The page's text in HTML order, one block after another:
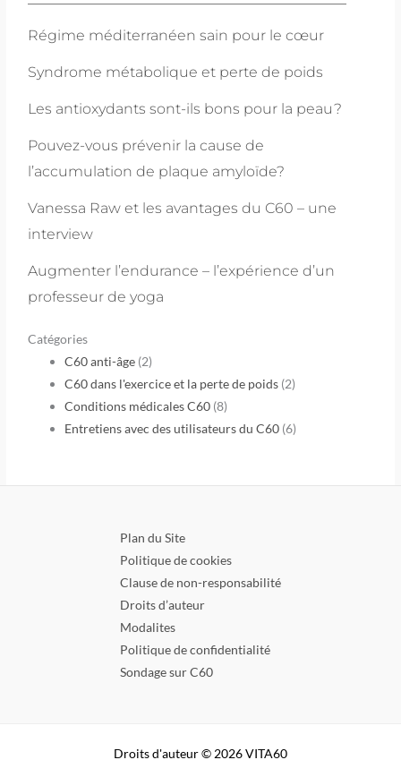
Régime méditerranéen sain pour le cœur
Syndrome métabolique et perte de poids
Les antioxydants sont-ils bons pour la peau?
Pouvez-vous prévenir la cause de
l’accumulation de plaque amyloïde?
Vanessa Raw et les avantages du C60 – une
interview
Augmenter l’endurance – l’expérience d’un
professeur de yoga
Catégories
C60 anti-âge (2)
C60 dans l'exercice et la perte de poids (2)
Conditions médicales C60 (8)
Entretiens avec des utilisateurs du C60 (6)
Plan du Site
Politique de cookies
Clause de non-responsabilité
Droits d’auteur
Modalites
Politique de confidentialité
Sondage sur C60
Droits d'auteur © 2026 VITA60